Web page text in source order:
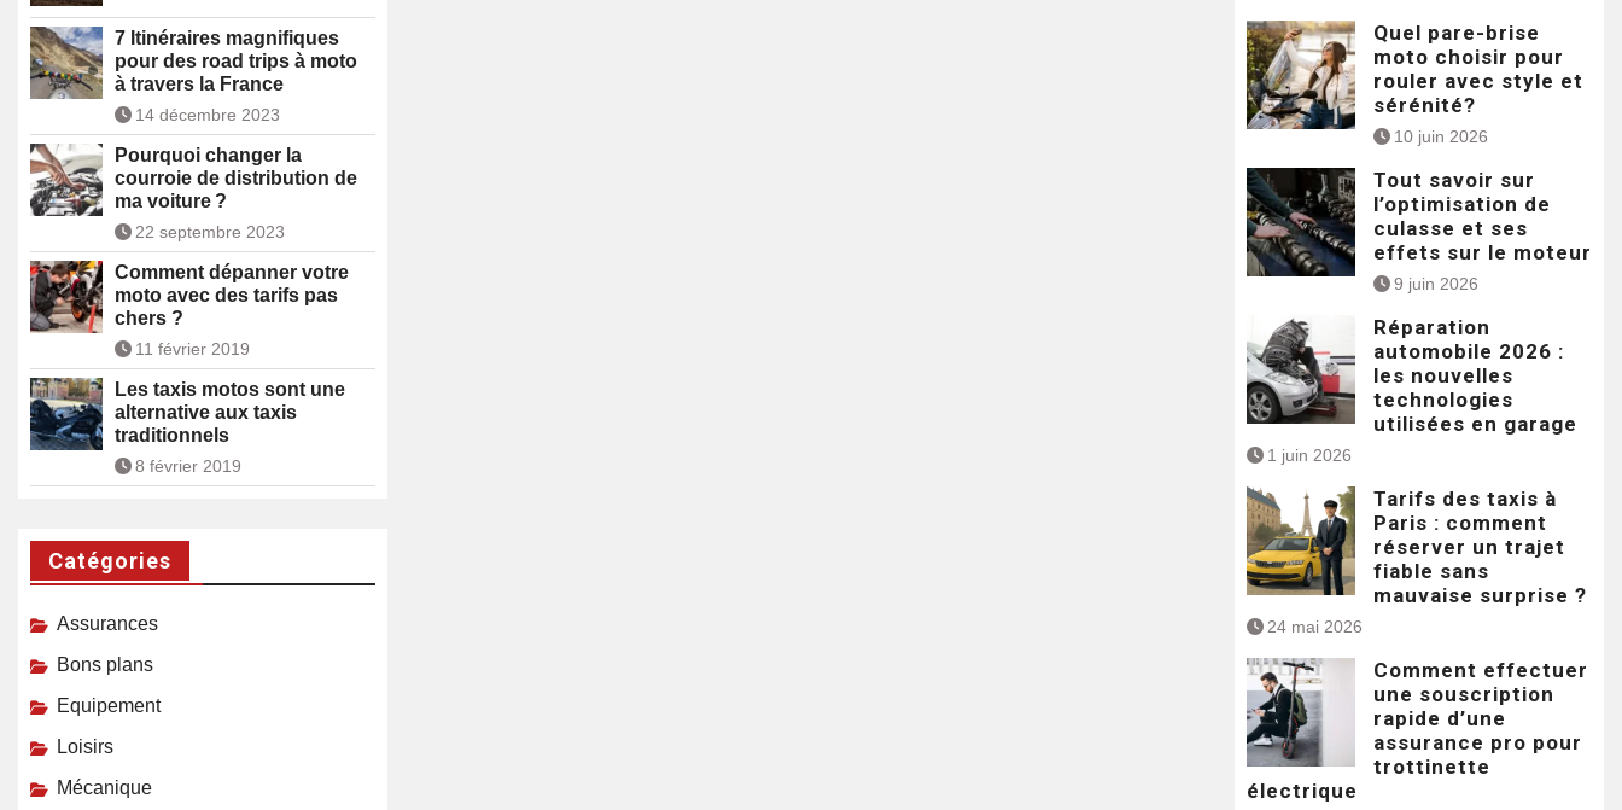
Quel pare-brise
moto choisir pour
rouler avec style et
sérénité?
10 juin 2026
Tout savoir sur
l’optimisation de
culasse et ses
effets sur le moteur
9 juin 2026
Réparation
automobile 2026 :
les nouvelles
technologies
utilisées en garage
1 juin 2026
Tarifs des taxis à
Paris : comment
réserver un trajet
fiable sans
mauvaise surprise ?
24 mai 2026
Comment effectuer
une souscription
rapide d’une
assurance pro pour
trottinette
électrique
7 Itinéraires magnifiques
pour des road trips à moto
à travers la France
14 décembre 2023
Pourquoi changer la
courroie de distribution de
ma voiture ?
22 septembre 2023
Comment dépanner votre
moto avec des tarifs pas
chers ?
11 février 2019
Les taxis motos sont une
alternative aux taxis
traditionnels
8 février 2019
Catégories
Assurances
Bons plans
Equipement
Loisirs
Mécanique